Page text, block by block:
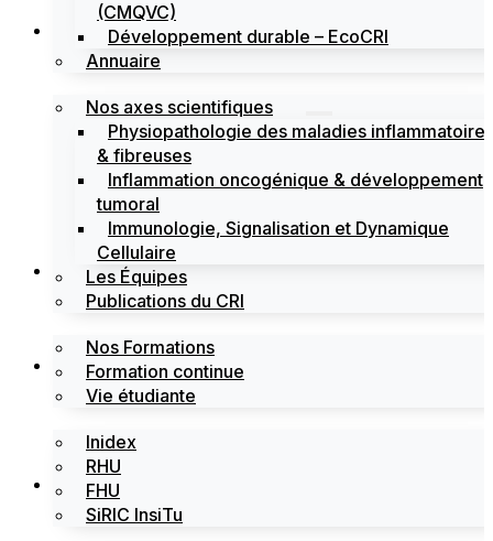
(CMQVC)
Développement durable – EcoCRI
Annuaire
Recherche
Nos axes scientifiques
Physiopathologie des maladies inflammatoires
& fibreuses
Inflammation oncogénique & développement
tumoral
Immunologie, Signalisation et Dynamique
Cellulaire
Les Équipes
Publications du CRI
Formations
Nos Formations
Formation continue
Vie étudiante
Labels
Inidex
RHU
FHU
SiRIC InsiTu
Les plateformes